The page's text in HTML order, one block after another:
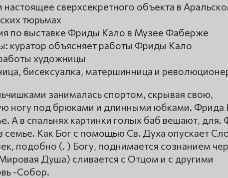
сверхсекретного объекта в
тюрьмах
по выставке Фриды Кало в Музее Фаберже
куратор объясняет работы Фриды Кало
художницы
бисексуалка, матершинница и
занималась спортом, скрывая свою,
ногу под брюками и длинными юбками. Фрида
А в спальнях картинки голых баб вешают, для.
Как Бог с помощью Св. Духа опускает
подобно (. ) Богу, поднимается сознанием
Душа) сливается с Отцом и с другими
-Собор.